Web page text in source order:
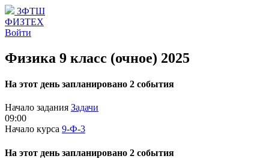
ЗФТШ
ФИЗТЕХ
Войти
Физика 9 класс (очное) 2025
На этот день запланировано 2 события
Начало задания Задачи
09:00
Начало курса 9-Ф-3
На этот день запланировано 2 события